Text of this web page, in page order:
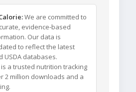
We are committed to
evidence-based
Our data is
to reflect the latest
USDA databases.
a trusted nutrition tracking
2 million downloads and a